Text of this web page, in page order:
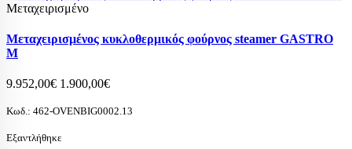
Μεταχειρισμένο
Μεταχειρισμένος κυκλοθερμικός φούρνος steamer GASTRO
M
9.952,00€ 1.900,00€
Κωδ.: 462-OVENBIG0002.13
Εξαντλήθηκε